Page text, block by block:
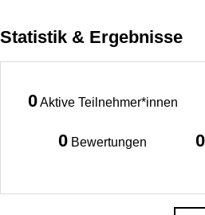
Statistik & Ergebnisse
0 Aktive Teilnehmer*innen
0 Bewertungen 0